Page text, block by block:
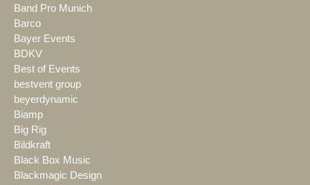
Band Pro Munich
Barco
Bayer Events
BDKV
Best of Events
bestvent group
beyerdynamic
Biamp
Big Rig
Bildkraft
Black Box Music
Blackmagic Design